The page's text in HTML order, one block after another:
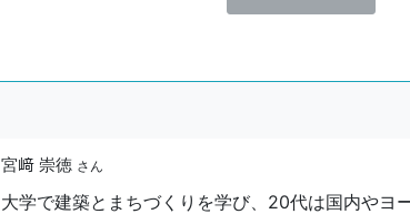
宮﨑 崇徳 さん
大学で建築とまちづくりを学び、20代は国内やヨ